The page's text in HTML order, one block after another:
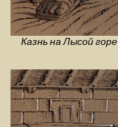
Казнь на Лысой горе